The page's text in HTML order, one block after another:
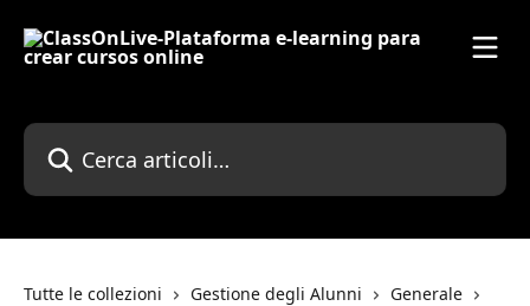
Cerca articoli…
Tutte le collezioni Gestione degli Alunni
Generale